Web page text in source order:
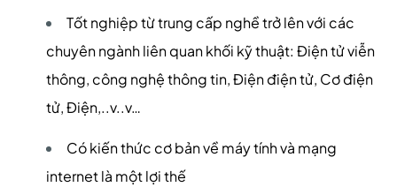
Tốt nghiệp từ trung cấp nghề trở lên với các
chuyên ngành liên quan khối kỹ thuật: Điện tử viễn
thông, công nghệ thông tin, Điện điện tử, Cơ điện
tử, Điện,..v..v…
Có kiến thức cơ bản về máy tính và mạng
internet là một lợi thế